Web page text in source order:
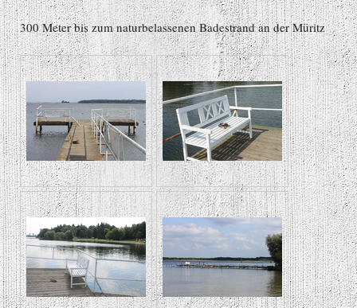
300 Meter bis zum naturbelassenen Badestrand an der Müritz